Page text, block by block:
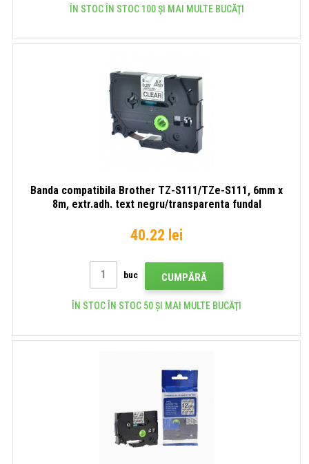
ÎN STOC ÎN STOC 100 ȘI MAI MULTE BUCĂŢI
Banda compatibila Brother TZ-S111/TZe-S111, 6mm x
8m, extr.adh. text negru/transparenta fundal
40.22 lei
buc CUMPĂRĂ
ÎN STOC ÎN STOC 50 ȘI MAI MULTE BUCĂŢI